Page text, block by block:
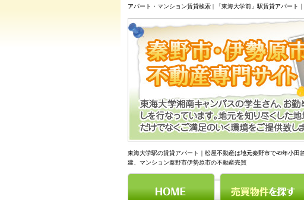
アパート・マンション賃貸検索 | 「東海大学前」駅賃貸アパート
東海大学駅の賃貸アパート｜松屋不動産は地元秦野市で49年小
建、マンション秦野市伊勢原市の不動産売買